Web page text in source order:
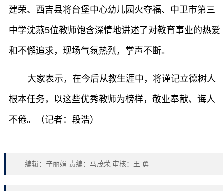
建荣、西吉县将台堡中心幼儿园火夺福、中卫市第三
中学沈燕5位教师饱含深情地讲述了对教育事业的热爱
和不懈追求，现场气氛热烈，掌声不断。
大家表示，在今后从教生涯中，将谨记立德树人
根本任务，以这些优秀教师为榜样，敬业奉献、诲人
不倦。 （记者：段浩）
编辑：辛丽娟 责编：马茂荣 审核：王 勇